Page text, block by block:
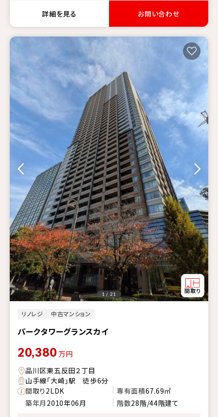
詳細を見る お問い合わせ
リノレジ 中古マンション
パークタワーグランスカイ
1 / 21
20,380 万円
品川区東五反田２丁目
山手線「大崎」駅 徒歩6分
間取り2LDK 専有面積67.69㎡
築年月 2010年06月 階数28階/44階建て